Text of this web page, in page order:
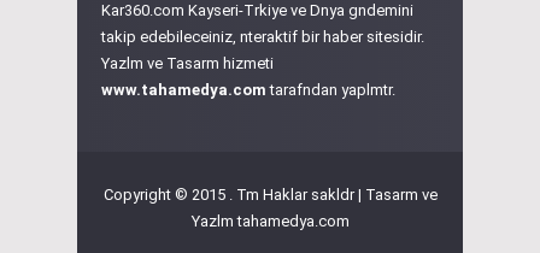
Kar360.com Kayseri-Trkiye ve Dnya gndemini
takip edebileceiniz, nteraktif bir haber sitesidir.
Yazlm ve Tasarm hizmeti
www.tahamedya.com tarafndan yaplmtr.
Copyright © 2015 . Tm Haklar sakldr | Tasarm ve
Yazlmtahamedya.com